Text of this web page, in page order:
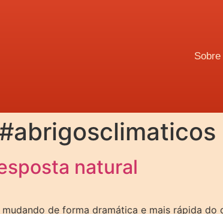
natural
mudando de forma dramática e mais rápida